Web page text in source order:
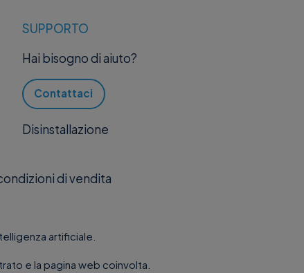
SUPPORTO
Hai bisogno di aiuto?
Contattaci
Disinstallazione
di vendita
artificiale.
e la pagina web coinvolta.